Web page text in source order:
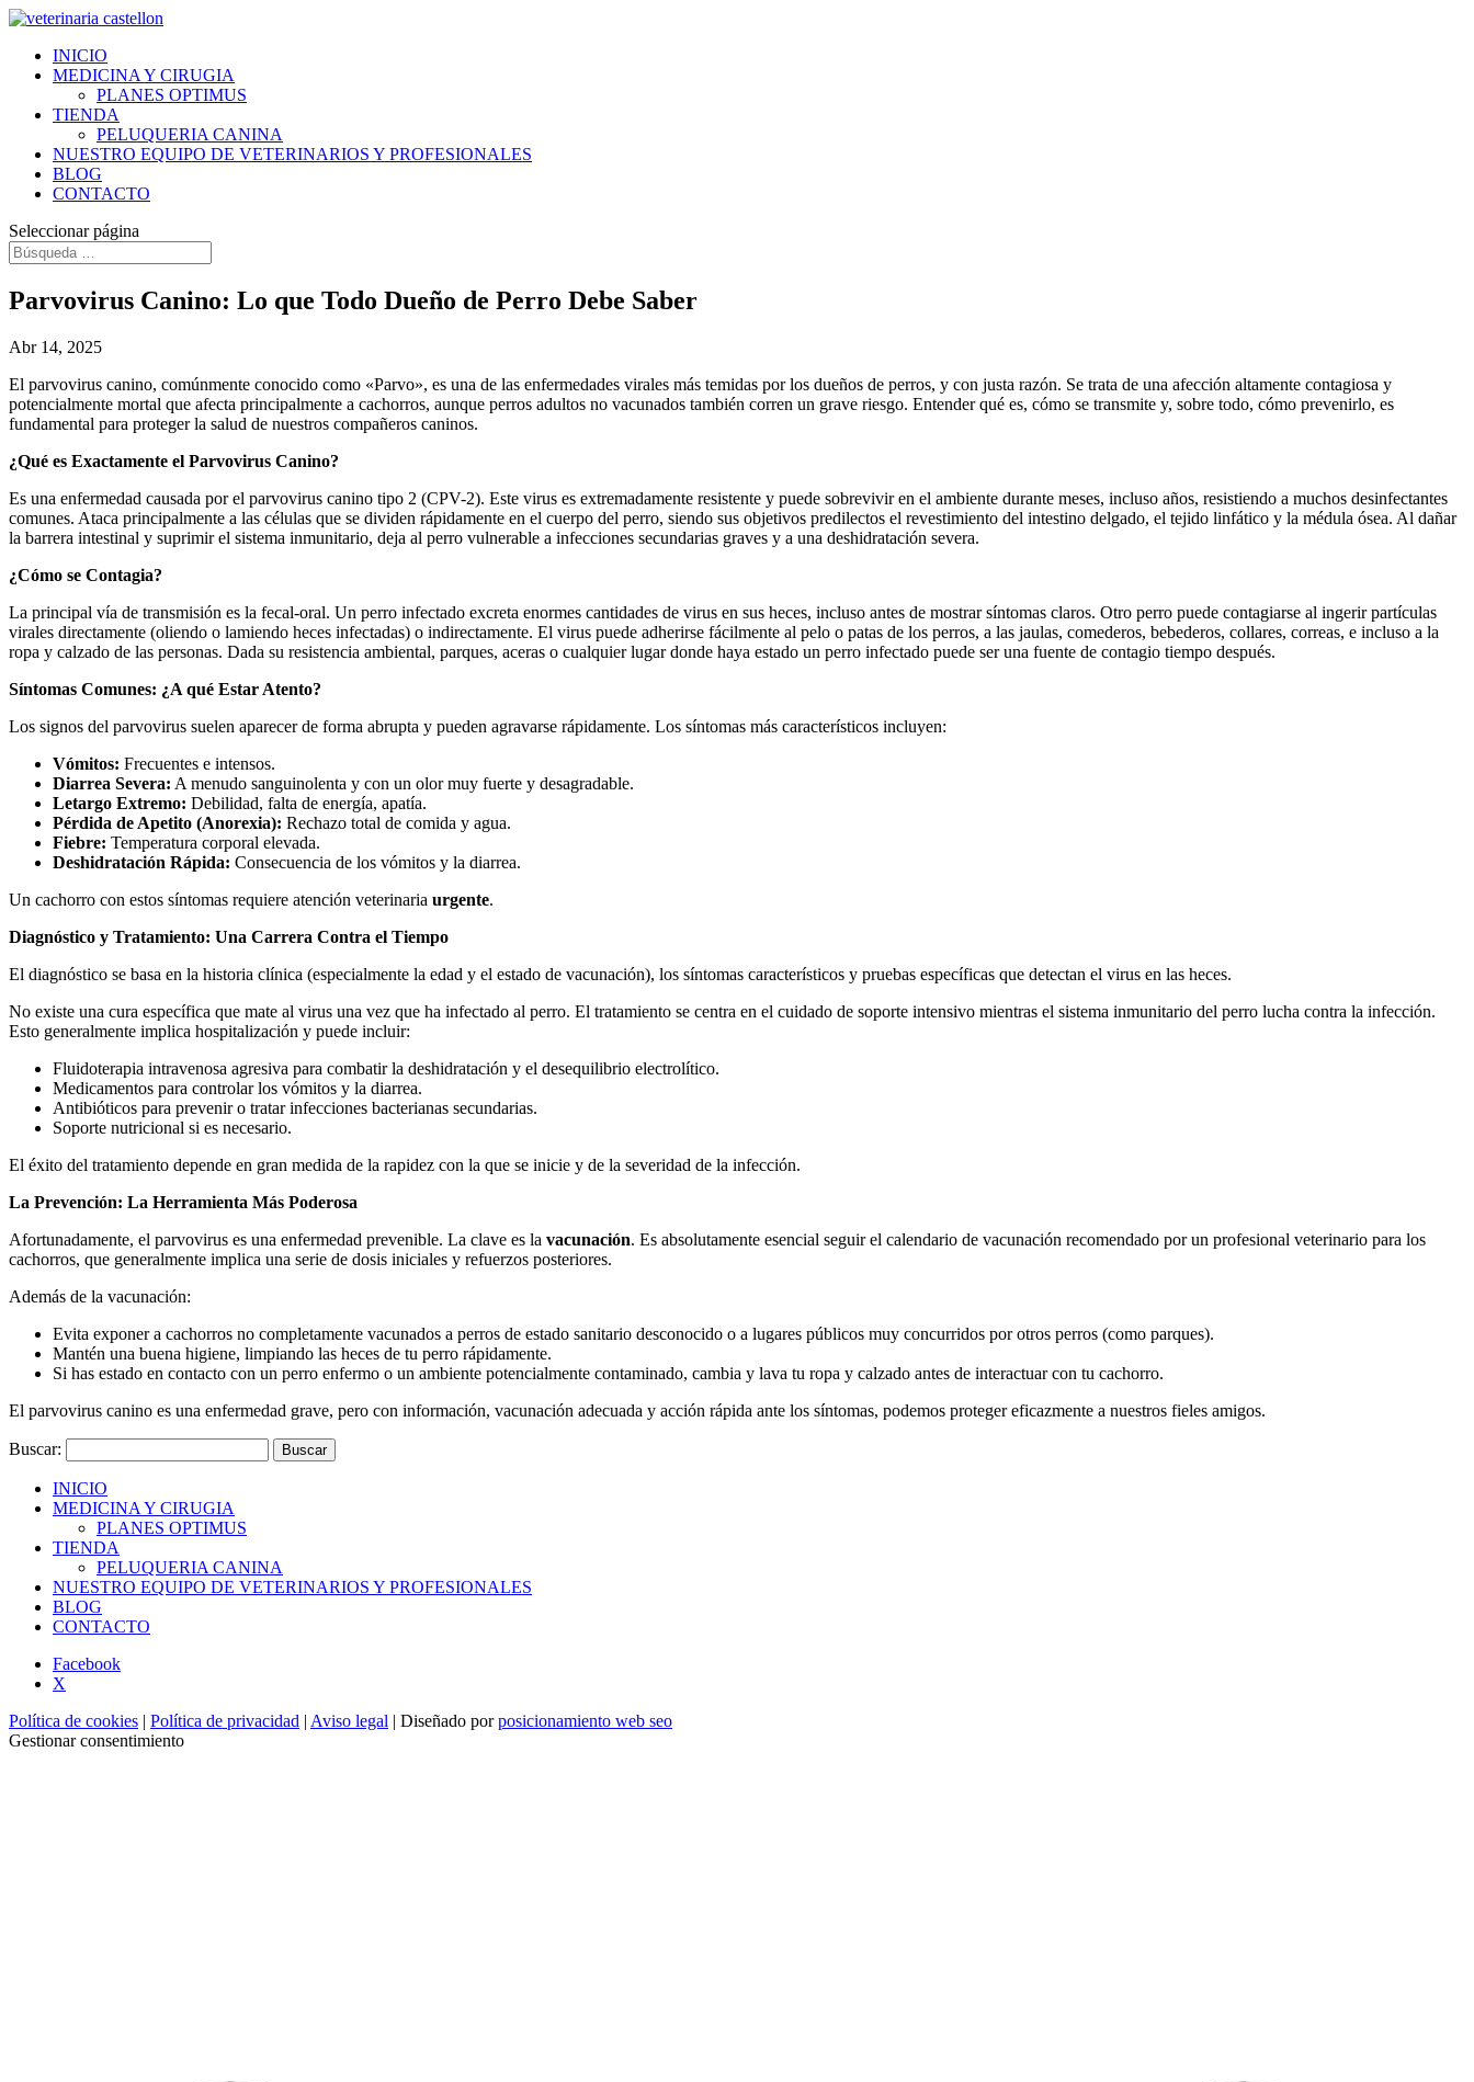
INICIO
MEDICINA Y CIRUGIA
PLANES OPTIMUS
TIENDA
PELUQUERIA CANINA
NUESTRO EQUIPO DE VETERINARIOS Y PROFESIONALES
BLOG
CONTACTO
Seleccionar página
Parvovirus Canino: Lo que Todo Dueño de Perro Debe Saber
Abr 14, 2025
El parvovirus canino, comúnmente conocido como «Parvo», es una de las enfermedades virales más temidas por los dueños de perros, y con justa razón. Se trata de una afección altamente contagiosa y
potencialmente mortal que afecta principalmente a cachorros, aunque perros adultos no vacunados también corren un grave riesgo. Entender qué es, cómo se transmite y, sobre todo, cómo prevenirlo, es
fundamental para proteger la salud de nuestros compañeros caninos.
¿Qué es Exactamente el Parvovirus Canino?
Es una enfermedad causada por el parvovirus canino tipo 2 (CPV-2). Este virus es extremadamente resistente y puede sobrevivir en el ambiente durante meses, incluso años, resistiendo a muchos desinfectantes
comunes. Ataca principalmente a las células que se dividen rápidamente en el cuerpo del perro, siendo sus objetivos predilectos el revestimiento del intestino delgado, el tejido linfático y la médula ósea. Al dañar
la barrera intestinal y suprimir el sistema inmunitario, deja al perro vulnerable a infecciones secundarias graves y a una deshidratación severa.
¿Cómo se Contagia?
La principal vía de transmisión es la fecal-oral. Un perro infectado excreta enormes cantidades de virus en sus heces, incluso antes de mostrar síntomas claros. Otro perro puede contagiarse al ingerir partículas
virales directamente (oliendo o lamiendo heces infectadas) o indirectamente. El virus puede adherirse fácilmente al pelo o patas de los perros, a las jaulas, comederos, bebederos, collares, correas, e incluso a la
ropa y calzado de las personas. Dada su resistencia ambiental, parques, aceras o cualquier lugar donde haya estado un perro infectado puede ser una fuente de contagio tiempo después.
Síntomas Comunes: ¿A qué Estar Atento?
Los signos del parvovirus suelen aparecer de forma abrupta y pueden agravarse rápidamente. Los síntomas más característicos incluyen:
Vómitos: Frecuentes e intensos.
Diarrea Severa: A menudo sanguinolenta y con un olor muy fuerte y desagradable.
Letargo Extremo: Debilidad, falta de energía, apatía.
Pérdida de Apetito (Anorexia): Rechazo total de comida y agua.
Fiebre: Temperatura corporal elevada.
Deshidratación Rápida: Consecuencia de los vómitos y la diarrea.
Un cachorro con estos síntomas requiere atención veterinaria urgente.
Diagnóstico y Tratamiento: Una Carrera Contra el Tiempo
El diagnóstico se basa en la historia clínica (especialmente la edad y el estado de vacunación), los síntomas característicos y pruebas específicas que detectan el virus en las heces.
No existe una cura específica que mate al virus una vez que ha infectado al perro. El tratamiento se centra en el cuidado de soporte intensivo mientras el sistema inmunitario del perro lucha contra la infección.
Esto generalmente implica hospitalización y puede incluir:
Fluidoterapia intravenosa agresiva para combatir la deshidratación y el desequilibrio electrolítico.
Medicamentos para controlar los vómitos y la diarrea.
Antibióticos para prevenir o tratar infecciones bacterianas secundarias.
Soporte nutricional si es necesario.
El éxito del tratamiento depende en gran medida de la rapidez con la que se inicie y de la severidad de la infección.
La Prevención: La Herramienta Más Poderosa
Afortunadamente, el parvovirus es una enfermedad prevenible. La clave es la vacunación. Es absolutamente esencial seguir el calendario de vacunación recomendado por un profesional veterinario para los
cachorros, que generalmente implica una serie de dosis iniciales y refuerzos posteriores.
Además de la vacunación:
Evita exponer a cachorros no completamente vacunados a perros de estado sanitario desconocido o a lugares públicos muy concurridos por otros perros (como parques).
Mantén una buena higiene, limpiando las heces de tu perro rápidamente.
Si has estado en contacto con un perro enfermo o un ambiente potencialmente contaminado, cambia y lava tu ropa y calzado antes de interactuar con tu cachorro.
El parvovirus canino es una enfermedad grave, pero con información, vacunación adecuada y acción rápida ante los síntomas, podemos proteger eficazmente a nuestros fieles amigos.
Buscar:
INICIO
MEDICINA Y CIRUGIA
PLANES OPTIMUS
TIENDA
PELUQUERIA CANINA
NUESTRO EQUIPO DE VETERINARIOS Y PROFESIONALES
BLOG
CONTACTO
Facebook
X
Política de cookies | Política de privacidad | Aviso legal | Diseñado porposicionamiento web seo
Gestionar consentimiento